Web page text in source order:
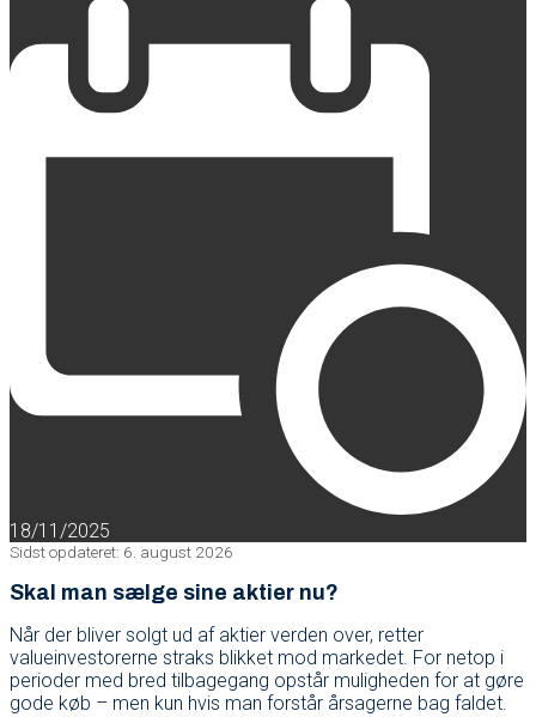
18/11/2025
Sidst opdateret: 6. august 2026
Skal man sælge sine aktier nu?
Når der bliver solgt ud af aktier verden over, retter
valueinvestorerne straks blikket mod markedet. For netop i
perioder med bred tilbagegang opstår muligheden for at gøre
gode køb – men kun hvis man forstår årsagerne bag faldet.